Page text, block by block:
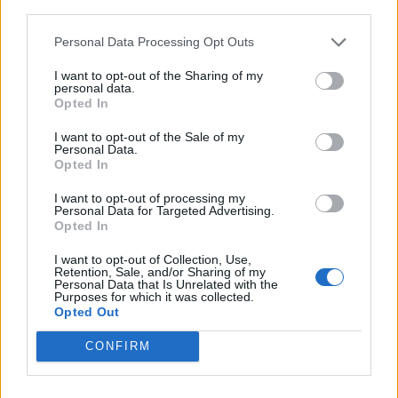
Personal Data Processing Opt Outs
I want to opt-out of the Sharing of my
personal data.
Opted In
I want to opt-out of the Sale of my
Personal Data.
Opted In
I want to opt-out of processing my
Personal Data for Targeted Advertising.
Opted In
I want to opt-out of Collection, Use,
Retention, Sale, and/or Sharing of my
Personal Data that Is Unrelated with the
Purposes for which it was collected.
Opted Out
CONFIRM
Ακολουθήστε το onalert.gr στο
Google
Newsκαι μάθετε πρώτοι όλες τις ειδήσεις
για την άμυνα.
ΚΟΜΜΑ ΑΠΟΣΤΡΑΤΩΝ ΣΥΝΔΕΣΜΟΣ ΕΘΝΙΚΗΣ ΕΝΟΤΗΤΑΣ